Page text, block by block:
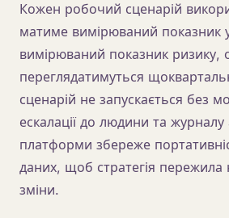
Кожен робочий сценарій
матиме вимірюваний показник
вимірюваний показник ризику,
переглядатимуться
сценарій не запускається без
ескалації до людини та журналу
платформи збереже
даних, щоб стратегія пережила
зміни.